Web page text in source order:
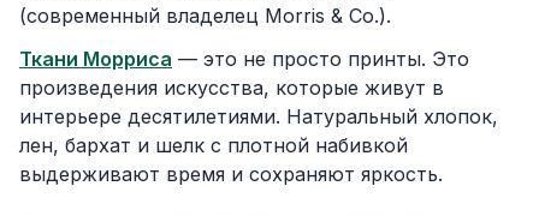
(современный владелец Morris & Co.).
Ткани Морриса — это не просто принты. Это
произведения искусства, которые живут в
интерьере десятилетиями. Натуральный хлопок,
лен, бархат и шелк с плотной набивкой
выдерживают время и сохраняют яркость.